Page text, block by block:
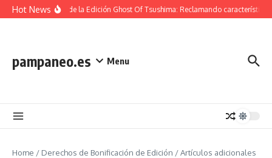
Skip to content
Hot News
Contenido de la Edición Ghost Of Tsushima: Reclamando características
pampaneo.es Menu
Home / Derechos de Bonificación de Edición /Artículos adicionales